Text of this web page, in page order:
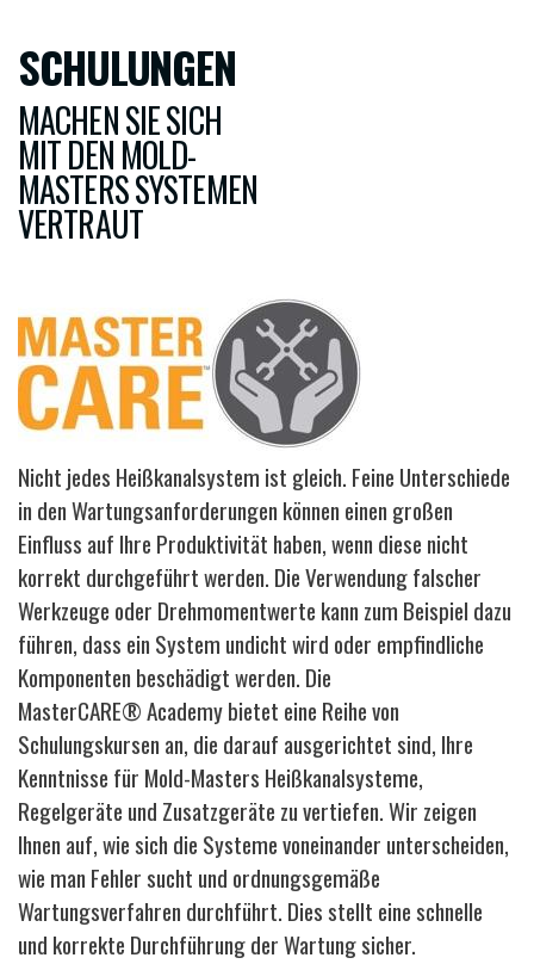
SCHULUNGEN
MACHEN SIE SICH
MIT DEN MOLD-
MASTERS SYSTEMEN
VERTRAUT
Nicht jedes Heißkanalsystem ist gleich. Feine Unterschiede
in den Wartungsanforderungen können einen großen
Einfluss auf Ihre Produktivität haben, wenn diese nicht
korrekt durchgeführt werden. Die Verwendung falscher
Werkzeuge oder Drehmomentwerte kann zum Beispiel dazu
führen, dass ein System undicht wird oder empfindliche
Komponenten beschädigt werden. Die
MasterCARE® Academy bietet eine Reihe von
Schulungskursen an, die darauf ausgerichtet sind, Ihre
Kenntnisse für Mold-Masters Heißkanalsysteme,
Regelgeräte und Zusatzgeräte zu vertiefen. Wir zeigen
Ihnen auf, wie sich die Systeme voneinander unterscheiden,
wie man Fehler sucht und ordnungsgemäße
Wartungsverfahren durchführt. Dies stellt eine schnelle
und korrekte Durchführung der Wartung sicher.